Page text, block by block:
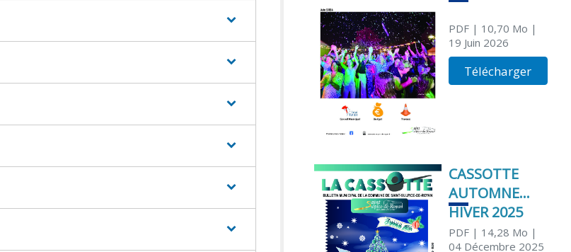
PDF| 10,70 Mo |
19 Juin 2026
Télécharger
CASSOTTE
AUTOMNE
HIVER 2025
PDF| 14,28 Mo |
04 Décembre 2025